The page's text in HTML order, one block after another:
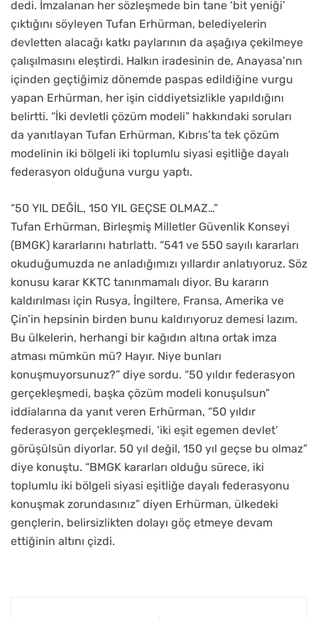
dedi. İmzalanan her sözleşmede bin tane ‘bit yeniği’
çıktığını söyleyen Tufan Erhürman, belediyelerin
devletten alacağı katkı paylarının da aşağıya çekilmeye
çalışılmasını eleştirdi. Halkın iradesinin de, Anayasa’nın
içinden geçtiğimiz dönemde paspas edildiğine vurgu
yapan Erhürman, her işin ciddiyetsizlikle yapıldığını
belirtti. “İki devletli çözüm modeli” hakkındaki soruları
da yanıtlayan Tufan Erhürman, Kıbrıs’ta tek çözüm
modelinin iki bölgeli iki toplumlu siyasi eşitliğe dayalı
federasyon olduğuna vurgu yaptı.
“50 YIL DEĞİL, 150 YIL GEÇSE OLMAZ…”
Tufan Erhürman, Birleşmiş Milletler Güvenlik Konseyi
(BMGK) kararlarını hatırlattı. “541 ve 550 sayılı kararları
okuduğumuzda ne anladığımızı yıllardır anlatıyoruz. Söz
konusu karar KKTC tanınmamalı diyor. Bu kararın
kaldırılması için Rusya, İngiltere, Fransa, Amerika ve
Çin’in hepsinin birden bunu kaldırıyoruz demesi lazım.
Bu ülkelerin, herhangi bir kağıdın altına ortak imza
atması mümkün mü? Hayır. Niye bunları
konuşmuyorsunuz?” diye sordu. “50 yıldır federasyon
gerçekleşmedi, başka çözüm modeli konuşulsun”
iddialarına da yanıt veren Erhürman, “50 yıldır
federasyon gerçekleşmedi, ‘iki eşit egemen devlet’
görüşülsün diyorlar. 50 yıl değil, 150 yıl geçse bu olmaz”
diye konuştu. “BMGK kararları olduğu sürece, iki
toplumlu iki bölgeli siyasi eşitliğe dayalı federasyonu
konuşmak zorundasınız” diyen Erhürman, ülkedeki
gençlerin, belirsizlikten dolayı göç etmeye devam
ettiğinin altını çizdi.